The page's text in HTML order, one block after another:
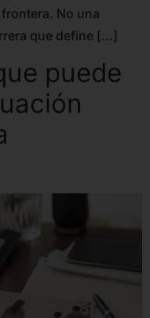
No una
que define […]
puede